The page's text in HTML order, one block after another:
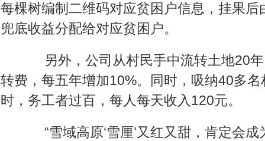
每棵树编制二维码对应贫困户信息，挂果后
兜底收益分配给对应贫困户。
另外，公司从村民手中流转土地20年
转费，每五年增加10%。同时，吸纳40多
时，务工者过百，每人每天收入120元。
“雪域高原‘雪厘’又红又甜，肯定会成